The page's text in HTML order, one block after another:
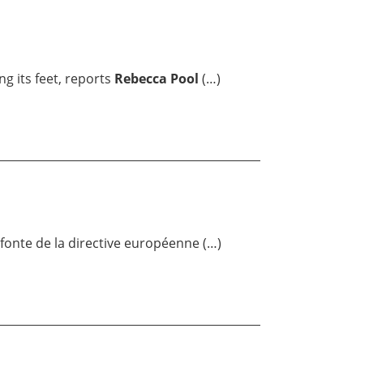
its feet, reports Rebecca Pool (…)
de la directive européenne (…)